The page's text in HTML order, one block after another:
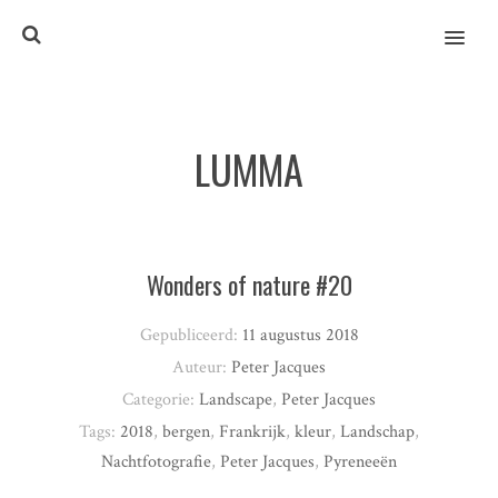
MENU
LUMMA
Wonders of nature #20
Gepubliceerd: 11 augustus 2018
Auteur: Peter Jacques
Categorie: Landscape, Peter Jacques
Tags: 2018, bergen, Frankrijk, kleur, Landschap,
Nachtfotografie, Peter Jacques, Pyreneeën